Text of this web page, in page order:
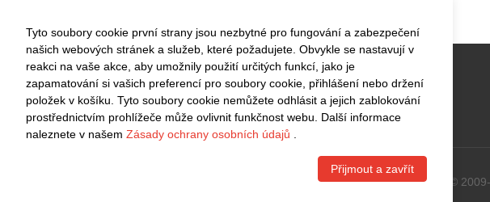
VRÁCENÍ ZDARMA
Snadné vrácení do 30 dnů
Copyright ©
Tyto soubory cookie první strany jsou nezbytné pro fungování a zabezpečení
našich webových stránek a služeb, které požadujete. Obvykle se nastavují v
reakci na vaše akce, aby umožnily použití určitých funkcí, jako je
zapamatování si vašich preferencí pro soubory cookie, přihlášení nebo držení
položek v košíku. Tyto soubory cookie nemůžete odhlásit a jejich zablokování
prostřednictvím prohlížeče může ovlivnit funkčnost webu. Další informace
naleznete v našem Zásady ochrany osobních údajů
Přijmout a zavřít